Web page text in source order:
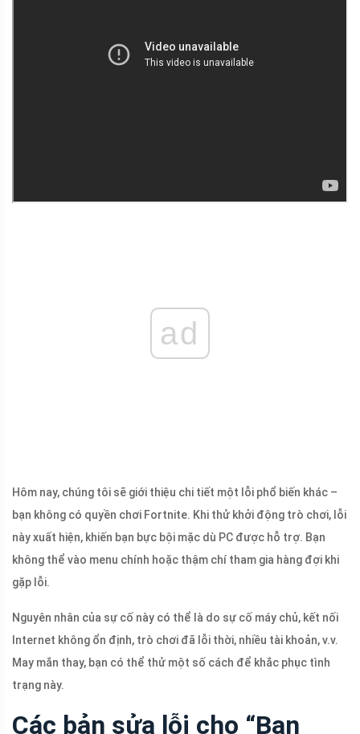
ad
Hôm nay, chúng tôi sẽ giới thiệu chi tiết một lỗi phổ biến khác –
bạn không có quyền chơi Fortnite. Khi thử khởi động trò chơi, lỗi
này xuất hiện, khiến bạn bực bội mặc dù PC được hỗ trợ. Bạn
không thể vào menu chính hoặc thậm chí tham gia hàng đợi khi
gặp lỗi.
Nguyên nhân của sự cố này có thể là do sự cố máy chủ, kết nối
Internet không ổn định, trò chơi đã lỗi thời, nhiều tài khoản, v.v.
May mắn thay, bạn có thể thử một số cách để khắc phục tình
trạng này.
Các bản sửa lỗi cho “Bạn